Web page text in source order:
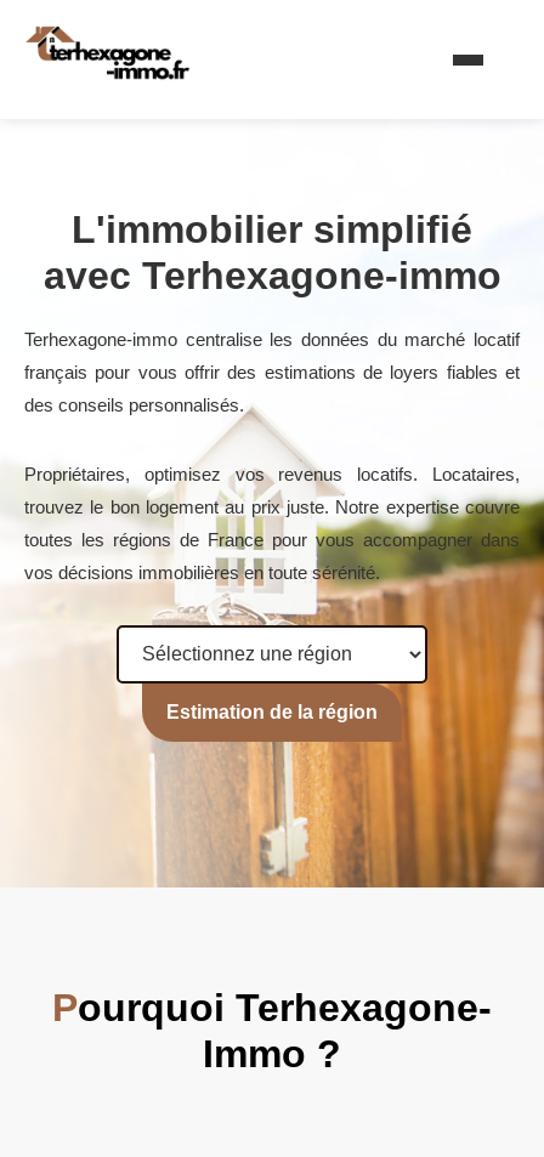
L'immobilier simplifié
avec Terhexagone-immo
Terhexagone-immo centralise les données du marché locatif
français pour vous offrir des estimations de loyers fiables et
des conseils personnalisés.
Propriétaires, optimisez vos revenus locatifs. Locataires,
trouvez le bon logement au prix juste. Notre expertise couvre
toutes les régions de France pour vous accompagner dans
vos décisions immobilières en toute sérénité.
Estimation de la région
Pourquoi Terhexagone-
Immo ?